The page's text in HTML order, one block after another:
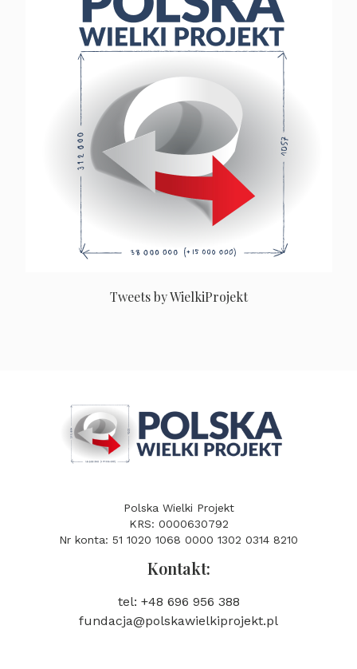
Tweets by WielkiProjekt
Polska Wielki Projekt
KRS: 0000630792
Nr konta: 51 1020 1068 0000 1302 0314 8210
Kontakt:
tel: +48 696 956 388
fundacja@polskawielkiprojekt.pl